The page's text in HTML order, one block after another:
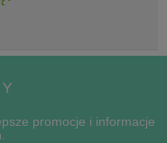
promocje i informacje